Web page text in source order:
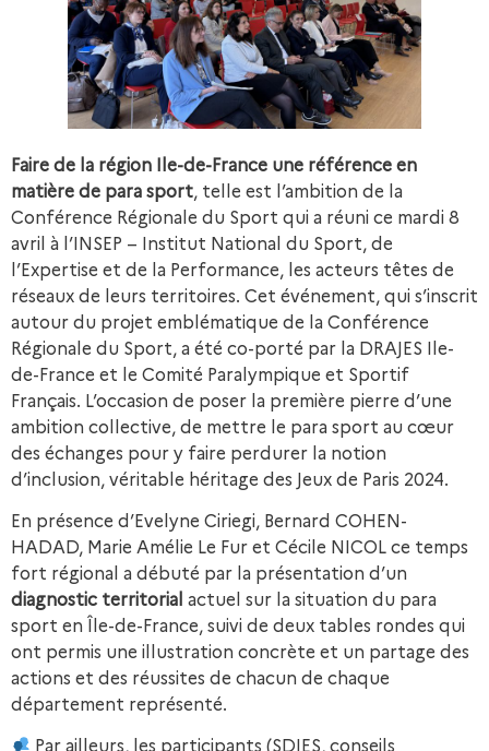
Faire de la région Ile-de-France une référence en
matière de para sport, telle est l’ambition de la
Conférence Régionale du Sport qui a réuni ce mardi 8
avril à l’INSEP – Institut National du Sport, de
l’Expertise et de la Performance, les acteurs têtes de
réseaux de leurs territoires. Cet événement, qui s’inscrit
autour du projet emblématique de la Conférence
Régionale du Sport, a été co-porté par la DRAJES Ile-
de-France et le Comité Paralympique et Sportif
Français. L’occasion de poser la première pierre d’une
ambition collective, de mettre le para sport au cœur
des échanges pour y faire perdurer la notion
d’inclusion, véritable héritage des Jeux de Paris 2024.
En présence d’Evelyne Ciriegi, Bernard COHEN-
HADAD, Marie Amélie Le Fur et Cécile NICOL ce temps
fort régional a débuté par la présentation d’un
diagnostic territorial actuel sur la situation du para
sport en Île-de-France, suivi de deux tables rondes qui
ont permis une illustration concrète et un partage des
actions et des réussites de chacun de chaque
département représenté.
Par ailleurs, les participants (SDJES, conseils